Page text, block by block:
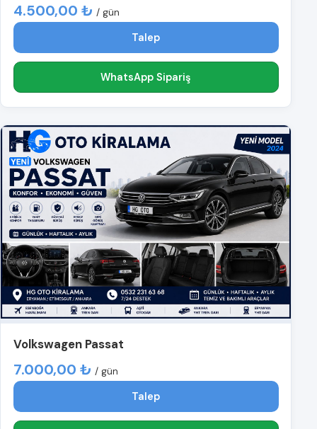
4.500,00 ₺ / gün
Talep
WhatsApp Sipariş
Volkswagen Passat
7.000,00 ₺ / gün
Talep